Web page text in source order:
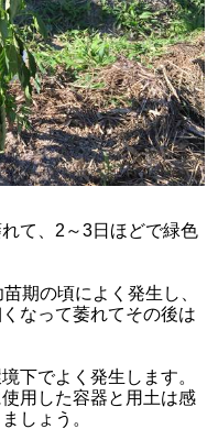
て、2～3日ほどで緑色
期の頃によく発生し、
なって萎れてその後は
下でよく発生します。
用した容器と用土は感
しょう。